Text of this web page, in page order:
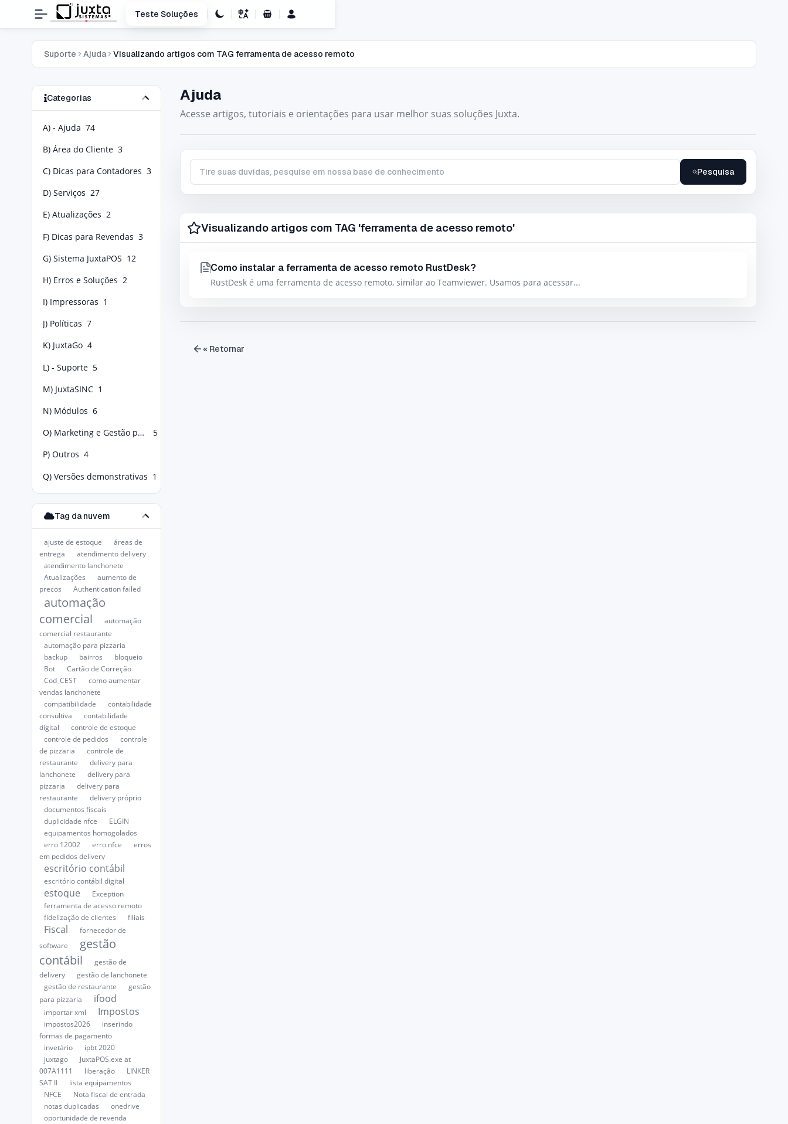
Teste Soluções
Carrinho de Compras
Suporte Ajuda Visualizando artigos com TAG ferramenta de acesso remoto
Categorias
A) - Ajuda 74
B) Área do Cliente 3
C) Dicas para Contadores 3
D) Serviços 27
E) Atualizações 2
F) Dicas para Revendas 3
G) Sistema JuxtaPOS 12
H) Erros e Soluções 2
I) Impressoras 1
J) Políticas 7
K) JuxtaGo 4
L) - Suporte 5
M) JuxtaSINC 1
N) Módulos 6
O) Marketing e Gestão para Food Service
5
P) Outros 4
Q) Versões demonstrativas 1
Tag da nuvem
ajuste de estoque
áreas de
entrega
atendimento delivery
atendimento lanchonete
Atualizações
aumento de
preços
Authentication failed
automação
comercial
automação
comercial restaurante
automação para pizzaria
backup
bairros
bloqueio
Bot
Cartão de Correção
Cod_CEST
como aumentar
vendas lanchonete
compatibilidade
contabilidade
consultiva
contabilidade
digital
controle de estoque
controle de pedidos
controle
de pizzaria
controle de
restaurante
delivery para
lanchonete
delivery para
pizzaria
delivery para
restaurante
delivery próprio
documentos fiscais
duplicidade nfce
ELGIN
equipamentos homogolados
erro 12002
erro nfce
erros
em pedidos delivery
escritório contábil
escritório contábil digital
estoque
Exception
ferramenta de acesso remoto
fidelização de clientes
filiais
Fiscal
fornecedor de
software
gestão
contábil
gestão de
delivery
gestão de lanchonete
gestão de restaurante
gestão
para pizzaria
ifood
importar xml Impostos
impostos2026
inserindo
formas de pagamento
invetário
ipbt 2020
juxtago
JuxtaPOS.exe at
007A1111
liberação
LINKER
SAT II
lista equipamentos
NFCE
Nota fiscal de entrada
notas duplicadas
onedrive
oportunidade de revenda
Ajuda
Acesse artigos, tutoriais e orientações para usar melhor suas soluções Juxta.
Tire suas duvidas, pesquise em nossa base de conhecimento Pesquisa
Visualizando artigos com TAG 'ferramenta de acesso remoto'
Como instalar a ferramenta de acesso remoto RustDesk?
RustDesk é uma ferramenta de acesso remoto, similar ao Teamviewer. Usamos para acessar...
« Retornar